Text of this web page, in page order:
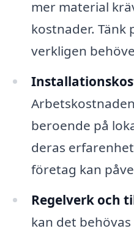
mer material
kostnader. Tänk
verkligen
beroende på
deras
företag kan
Regelverk och
kan det